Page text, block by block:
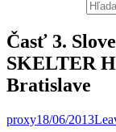
Časť 3.
SKELTER
Bratislave
proxy18/06/2013